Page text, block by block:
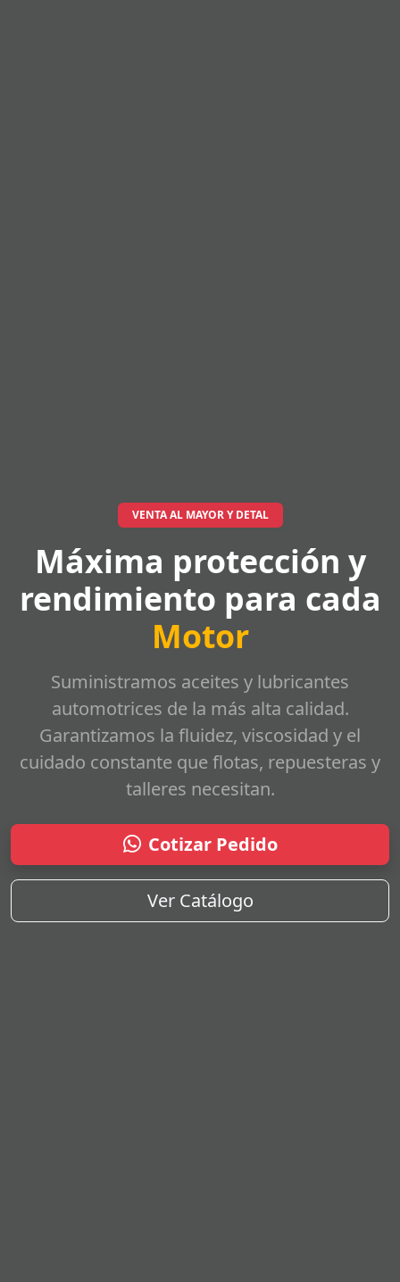
VENTA AL MAYOR Y DETAL
Máxima protección y
rendimiento para cada
Motor
Suministramos aceites y lubricantes
automotrices de la más alta calidad.
Garantizamos la fluidez, viscosidad y el
cuidado constante que flotas, repuesteras y
talleres necesitan.
Cotizar Pedido
Ver Catálogo